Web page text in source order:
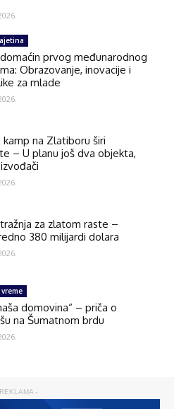
prvog međunarodnog
Obrazovanje, inovacije i
za mlade
kamp na Zlatiboru širi
– U planu još dva objekta,
za zlatom raste –
380 milijardi dolara
domovina“ – priča o
na Šumatnom brdu
-